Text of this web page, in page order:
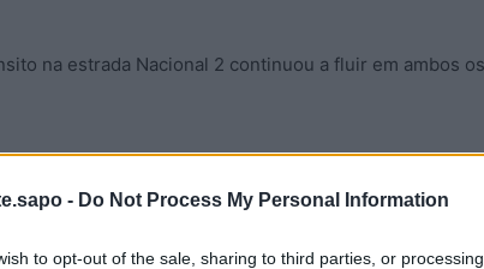
- Do Not Process My Personal Information
to opt-out of the sale, sharing to third parties, or
na estrada Nacional 2 continuou a fluir em ambos os